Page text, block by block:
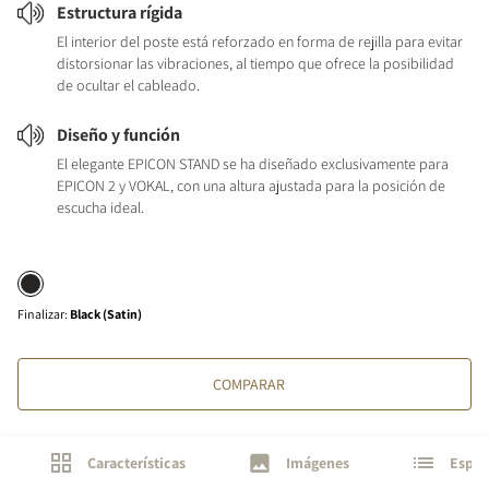
Estructura rígida
El interior del poste está reforzado en forma de rejilla para evitar
distorsionar las vibraciones, al tiempo que ofrece la posibilidad
de ocultar el cableado.
Diseño y función
El elegante EPICON STAND se ha diseñado exclusivamente para
EPICON 2 y VOKAL, con una altura ajustada para la posición de
escucha ideal.
Finalizar: Black (Satin)
COMPARAR
Características Imágenes